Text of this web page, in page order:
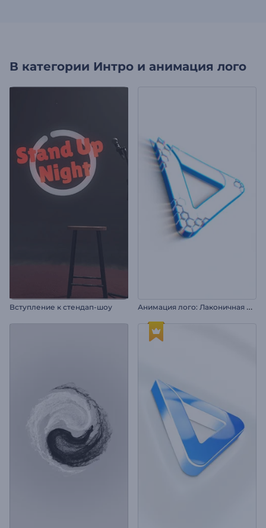
В категории Интро и анимация лого
Вступление к стендап-шоу А
нимация лого: Лаконичная форма